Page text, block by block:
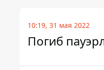
10:19, 31 мая 2022
Погиб